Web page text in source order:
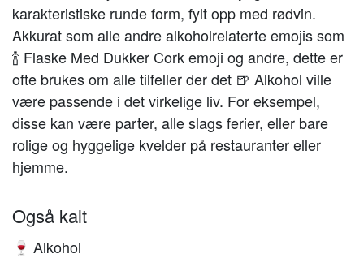
karakteristiske runde form, fylt opp med rødvin.
Akkurat som alle andre alkoholrelaterte emojis som
🍾 Flaske Med Dukker Cork emoji og andre, dette er
ofte brukes om alle tilfeller der det 🍺 Alkohol ville
være passende i det virkelige liv. For eksempel,
disse kan være parter, alle slags ferier, eller bare
rolige og hyggelige kvelder på restauranter eller
hjemme.
Også kalt
🍷 Alkohol